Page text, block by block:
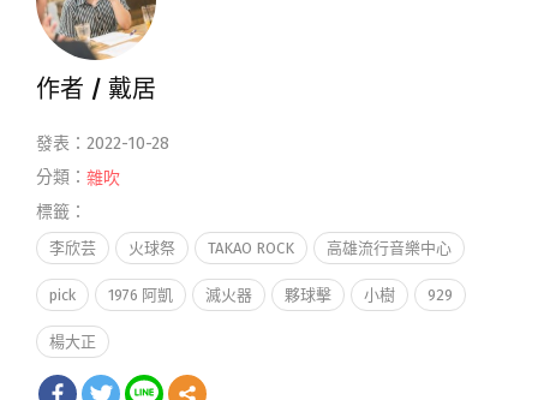
作者 / 戴居
發表：2022-10-28
分類： 雜吹
標籤：
李欣芸 火球祭 TAKAO ROCK 高雄流行音樂中心
pick 1976 阿凱 滅火器 夥球擊 小樹 929
楊大正